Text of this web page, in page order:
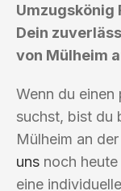
Umzugskönig
Dein
von Mülheim
Wenn du einen
suchst, bist du
Mülheim an
uns noch
eine